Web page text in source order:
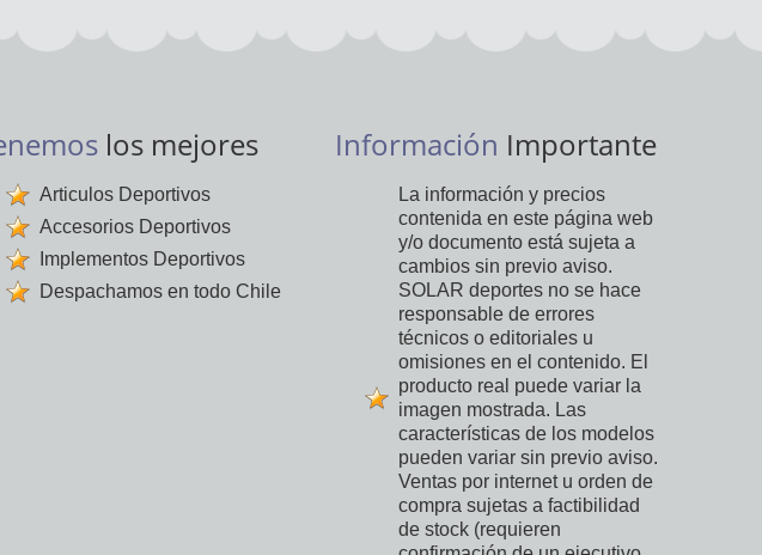
los mejores
Articulos Deportivos
Accesorios Deportivos
Implementos Deportivos
Despachamos en todo Chile
Información Importante
La información y precios
contenida en este página web
y/o documento está sujeta a
cambios sin previo aviso.
SOLAR deportes no se hace
responsable de errores
técnicos o editoriales u
omisiones en el contenido. El
producto real puede variar la
imagen mostrada. Las
características de los modelos
pueden variar sin previo aviso.
Ventas por internet u orden de
compra sujetas a factibilidad
de stock (requieren